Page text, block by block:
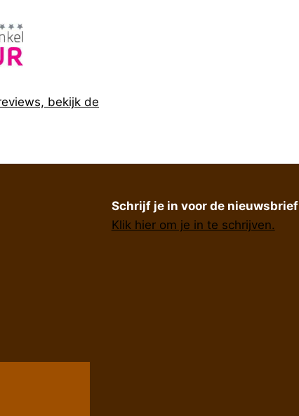
bekijk de
Schrijf je in voor de nieuwsbrief
Klik hier om je in te schrijven.